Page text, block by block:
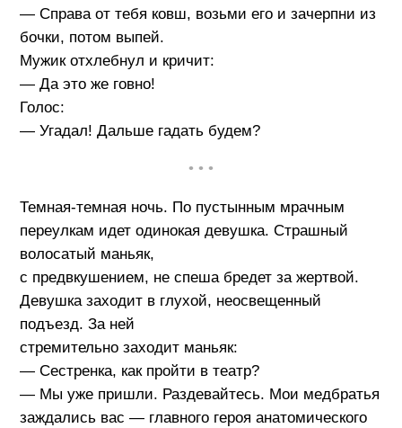
— Справа от тебя ковш, возьми его и зачерпни из
бочки, потом выпей.
Мужик отхлебнул и кричит:
— Да это же говно!
Голос:
— Угадал! Дальше гадать будем?
• • •
Темная-темная ночь. По пустынным мрачным
переулкам идет одинокая девушка. Страшный
волосатый маньяк,
с предвкушением, не спеша бредет за жертвой.
Девушка заходит в глухой, неосвещенный
подъезд. За ней
стремительно заходит маньяк:
— Сестренка, как пройти в театр?
— Мы уже пришли. Раздевайтесь. Мои медбратья
заждались вас — главного героя анатомического